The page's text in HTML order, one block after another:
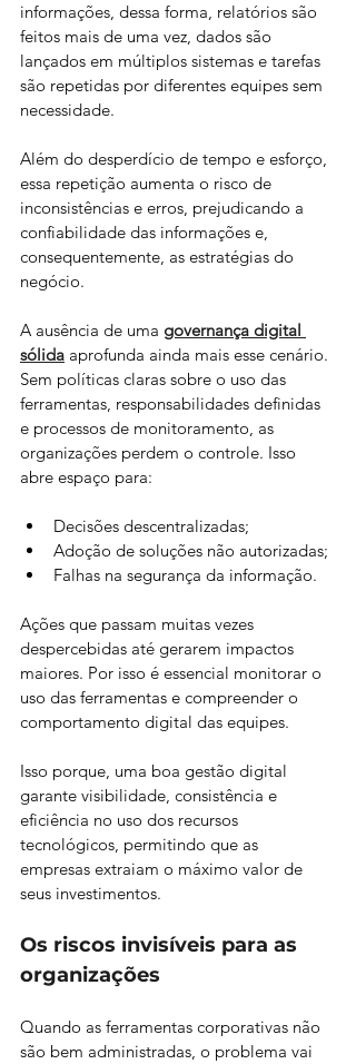
informações, dessa forma, relatórios são
feitos mais de uma vez, dados são
lançados em múltiplos sistemas e tarefas
são repetidas por diferentes equipes sem
necessidade.
Além do desperdício de tempo e esforço,
essa repetição aumenta o risco de
inconsistências e erros, prejudicando a
confiabilidade das informações e,
consequentemente, as estratégias do
negócio.
A ausência de uma governança digital
sólida aprofunda ainda mais esse cenário.
Sem políticas claras sobre o uso das
ferramentas, responsabilidades definidas
e processos de monitoramento, as
organizações perdem o controle. Isso
abre espaço para:
Decisões descentralizadas;
Adoção de soluções não autorizadas;
Falhas na segurança da informação.
Ações que passam muitas vezes
despercebidas até gerarem impactos
maiores. Por isso é essencial monitorar o
uso das ferramentas e compreender o
comportamento digital das equipes.
Isso porque, uma boa gestão digital
garante visibilidade, consistência e
eficiência no uso dos recursos
tecnológicos, permitindo que as
empresas extraiam o máximo valor de
seus investimentos.
Os riscos invisíveis para as
organizações
Quando as ferramentas corporativas não
são bem administradas, o problema vai